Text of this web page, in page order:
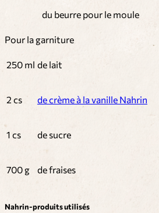
du beurre pour le moule
Pour la garniture
250 ml de lait
2 cs de crème à la vanille Nahrin
1 cs de sucre
700 g de fraises
Nahrin-produits utilisés